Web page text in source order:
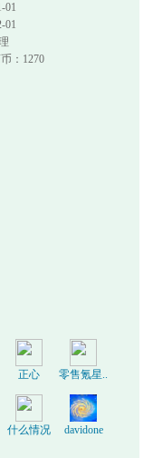
01
01
：1270
正心 零售氪星..
什么情况 davidone